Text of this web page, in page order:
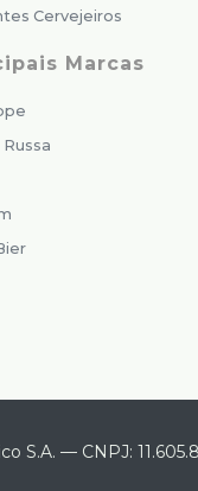
Cervejeiros
Marcas
S.A. — CNPJ: